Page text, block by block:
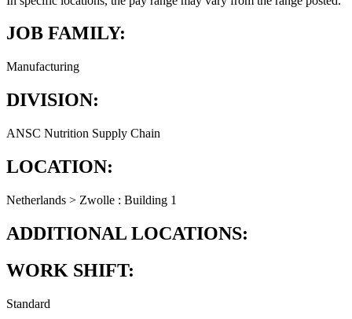
JOB FAMILY:
Manufacturing
DIVISION:
ANSC Nutrition Supply Chain
LOCATION:
Netherlands > Zwolle : Building 1
ADDITIONAL LOCATIONS:
WORK SHIFT:
Standard